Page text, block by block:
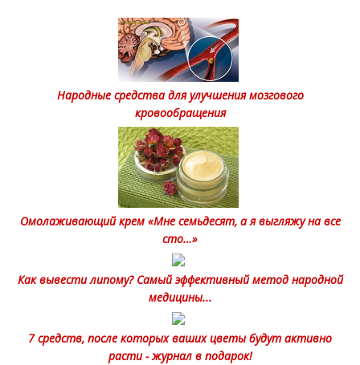
Народные средства для улучшения мозгового
кровообращения
Омолаживающий крем «Мне семьдесят, а я выгляжу на все
сто…»
Как вывести липому? Самый эффективный метод народной
медицины...
7 средств, после которых ваших цветы будут активно
расти - журнал в подарок!